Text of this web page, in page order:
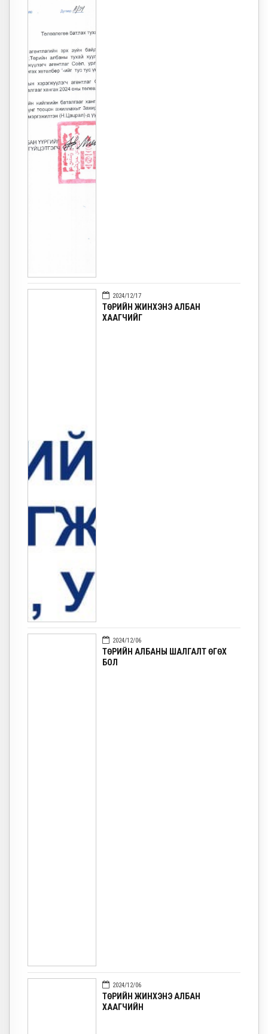
2024/12/17
ТӨРИЙН ЖИНХЭНЭ АЛБАН
ХААГЧИЙГ
2024/12/06
ТӨРИЙН АЛБАНЫ ШАЛГАЛТ ӨГӨХ
БОЛ
2024/12/06
ТӨРИЙН ЖИНХЭНЭ АЛБАН
ХААГЧИЙН